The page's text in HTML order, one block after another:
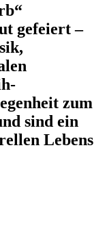
gefeiert –
zum
sind ein
Lebens